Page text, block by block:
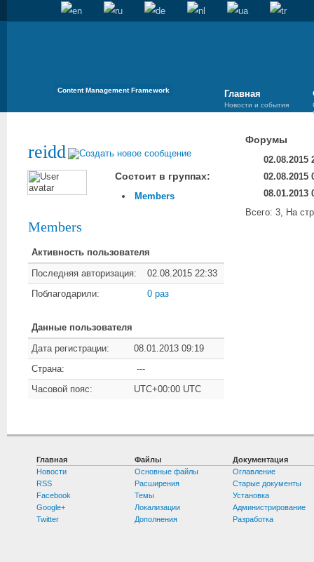
Content Management Framework Главная
Новости и события
reidd
Состоит в группах:
Members
Members
Активность пользователя
Последняя авторизация:
02.08.2015 22:33
Поблагодарили:
0 раз
Данные пользователя
Дата регистрации:
08.01.2013 09:19
Страна:
---
Часовой пояс:
UTC+00:00 UTC
Форумы
02.08.2015
02.08.2015
08.01.2013
Всего: 3, На
Главная
Новости
RSS
Facebook
Google+
Twitter
Файлы
Основные файлы
Расширения
Темы
Локализации
Дополнения
Документация
Оглавление
Старые документы
Установка
Администрирование
Разработка